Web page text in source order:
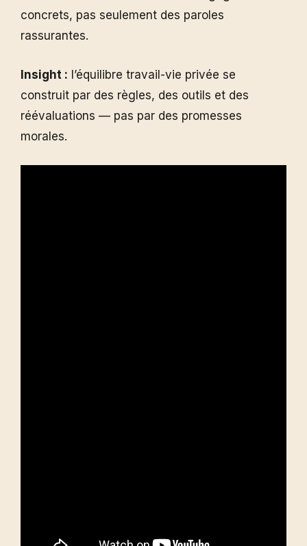
concrets, pas seulement des paroles
rassurantes.
Insight : l’équilibre travail-vie privée se
construit par des règles, des outils et des
réévaluations — pas par des promesses
morales.